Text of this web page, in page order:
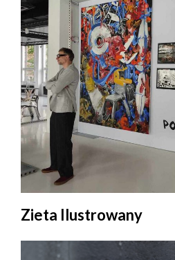
Zieta Ilustrowany